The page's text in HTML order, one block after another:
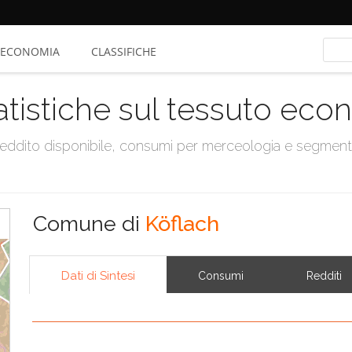
ECONOMIA CLASSIFICHE
sul tessuto
disponibile, consumi per merceologia e
Comune di Köflach
Dati di Sintesi Consumi Redditi